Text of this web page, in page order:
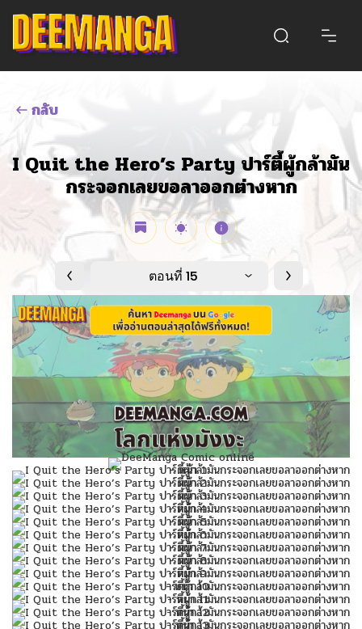
กลับ
I Quit the Hero’s Party ปาร์ตี้ผู้กล้ามัน
กระจอกเลยขอลาออกต่างหาก
ตอนที่ 15